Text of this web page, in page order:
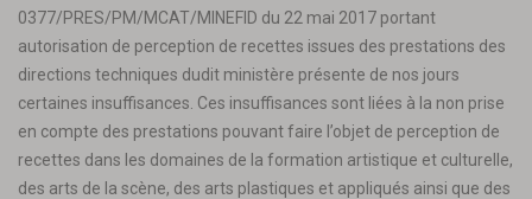
0377/PRES/PM/MCAT/MINEFID du 22 mai 2017 portant
autorisation de perception de recettes issues des prestations des
directions techniques dudit ministère présente de nos jours
certaines insuffisances. Ces insuffisances sont liées à la non prise
en compte des prestations pouvant faire l’objet de perception de
recettes dans les domaines de la formation artistique et culturelle,
des arts de la scène, des arts plastiques et appliqués ainsi que des